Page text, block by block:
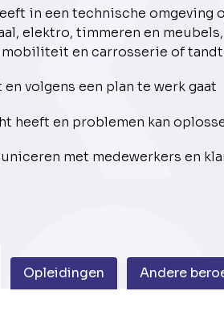
in een technische omgeving
elektro, timmeren en meubels,
en carrosserie of
volgens een plan te werk gaat
heeft en problemen kan
met medewerkers en
Opleidingen Andere